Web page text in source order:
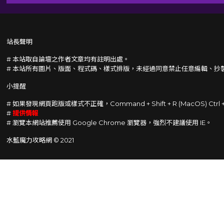
站長聲明
# 本站取自論壇之作者文章均有註明出處。
# 本站所有圖片、版面、程式碼、樣式排版，未經過同意禁止任意編輯、抄
小提醒
# 如果發現網頁跑版或樣式不正確，Command + Shift + R (MacOS)
#提供情報
# 瀏覽本網站推薦使用 Google Chrome 瀏覽器，強烈不建議使用 IE。
水藍魔力攻略網 © 2021